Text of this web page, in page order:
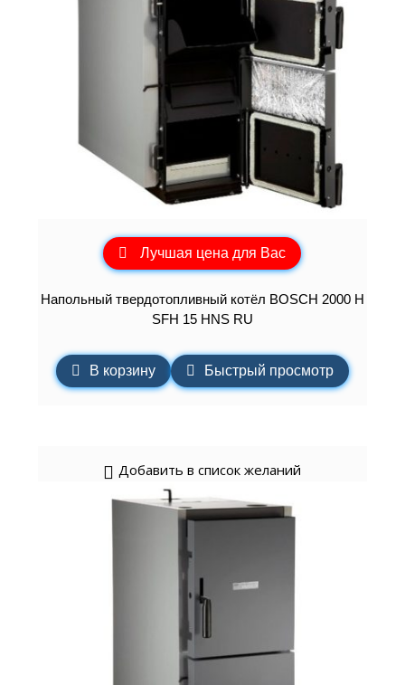
Лучшая цена для Вас
Напольный твердотопливный котёл BOSCH 2000 H
SFH 15 HNS RU
В корзину Быстрый просмотр
Добавить в список желаний